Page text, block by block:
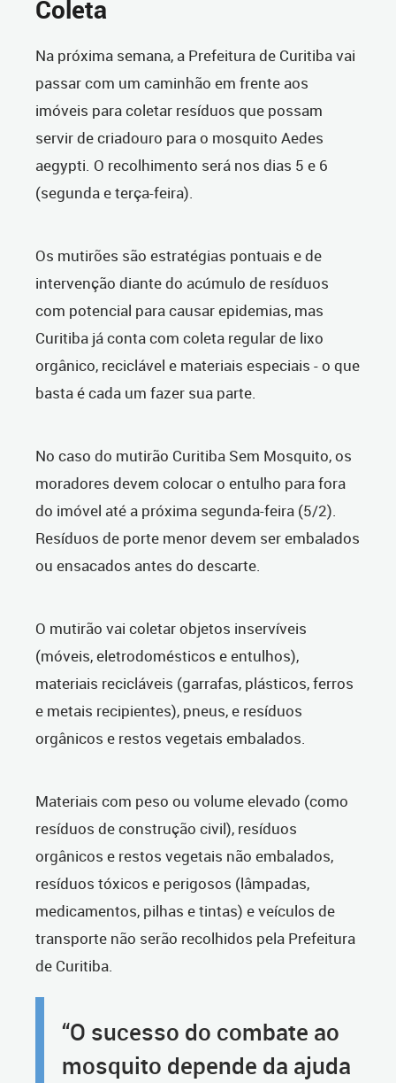
Coleta
Na próxima semana, a Prefeitura de Curitiba vai
passar com um caminhão em frente aos
imóveis para coletar resíduos que possam
servir de criadouro para o mosquito Aedes
aegypti. O recolhimento será nos dias 5 e 6
(segunda e terça-feira).
Os mutirões são estratégias pontuais e de
intervenção diante do acúmulo de resíduos
com potencial para causar epidemias, mas
Curitiba já conta com coleta regular de lixo
orgânico, reciclável e materiais especiais - o que
basta é cada um fazer sua parte.
No caso do mutirão Curitiba Sem Mosquito, os
moradores devem colocar o entulho para fora
do imóvel até a próxima segunda-feira (5/2).
Resíduos de porte menor devem ser embalados
ou ensacados antes do descarte.
O mutirão vai coletar objetos inservíveis
(móveis, eletrodomésticos e entulhos),
materiais recicláveis (garrafas, plásticos, ferros
e metais recipientes), pneus, e resíduos
orgânicos e restos vegetais embalados.
Materiais com peso ou volume elevado (como
resíduos de construção civil), resíduos
orgânicos e restos vegetais não embalados,
resíduos tóxicos e perigosos (lâmpadas,
medicamentos, pilhas e tintas) e veículos de
transporte não serão recolhidos pela Prefeitura
de Curitiba.
“O sucesso do combate ao
mosquito depende da ajuda